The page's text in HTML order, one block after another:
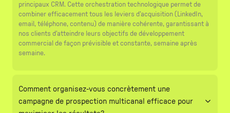
principaux CRM. Cette orchestration technologique permet de
combiner efficacement tous les leviers d'acquisition (LinkedIn,
email, téléphone, contenu) de manière cohérente, garantissant à
nos clients d'atteindre leurs objectifs de développement
commercial de façon prévisible et constante, semaine après
semaine.
Comment organisez-vous concrètement une
campagne de prospection multicanal efficace pour